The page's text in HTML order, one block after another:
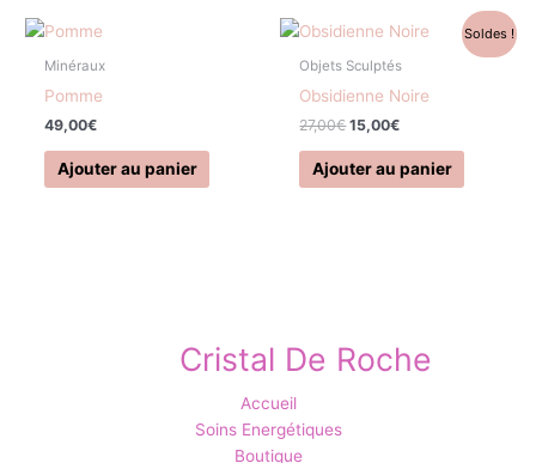
Minéraux
Pomme
49,00€
Ajouter au panier
Soldes !
Objets Sculptés
Obsidienne Noire
27,00€
Le
initial
27,00€.
15,00€
Le
actuel
15,00€.
Ajouter au panier
Cristal De Roche
Accueil
Soins Energétiques
Boutique